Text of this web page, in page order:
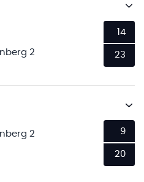
2
14
23
2
9
20